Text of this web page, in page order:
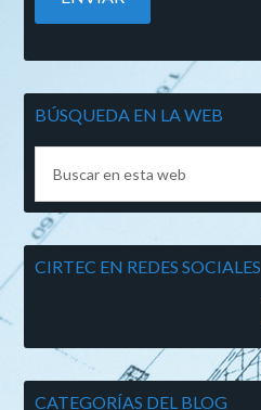
BÚSQUEDA EN LA WEB
CIRTEC EN REDES SOCIALES
CATEGORÍAS DEL BLOG